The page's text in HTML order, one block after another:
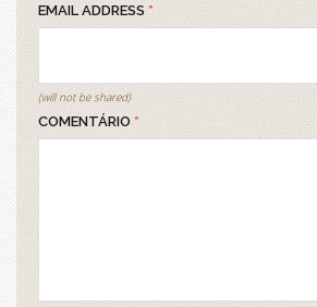
EMAIL ADDRESS *
(will not be shared)
COMENTÁRIO *